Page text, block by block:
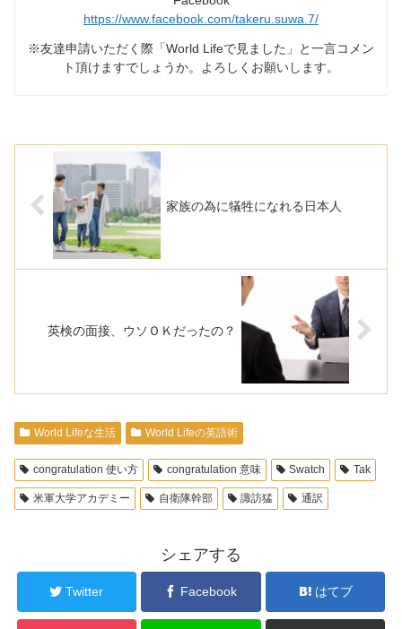
https://www.facebook.com/takeru.suwa.7/
※友達申請いただく際「World Lifeで見ました」と一言コメン
ト頂けますでしょうか。よろしくお願いします。
家族の為に犠牲になれる日本人
英検の面接、ウソＯＫだったの？
World Lifeな生活 World Lifeの英語術
congratulation 使い方 congratulation 意味 Swatch Tak
米軍大学アカデミー 自衛隊幹部 諏訪猛 通訳
シェアする
Twitter Facebook はてブ